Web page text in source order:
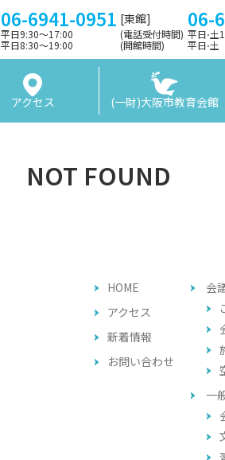
06-6941-0951
平日9:30〜17:00
平日8:30〜19:00
[東館] 06-
(電話受付時間) 平日⋅土
(開館時間)
平日⋅土
アクセス (一財)大阪市教育会館
NOT FOUND
HOME
アクセス
新着情報
お問い合わせ
会
一